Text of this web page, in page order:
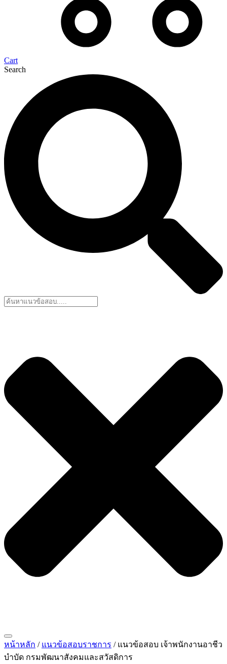
Cart
Search
หน้าหลัก / แนวข้อสอบราชการ / แนวข้อสอบ เจ้าพนักงานอาชีว
บำบัด กรมพัฒนาสังคมและสวัสดิการ